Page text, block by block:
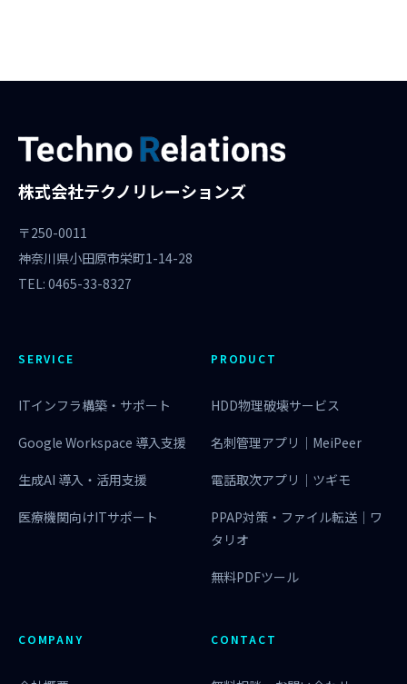
株式会社テクノリレーションズ
〒250-0011
神奈川県小田原市栄町1-14-28
TEL: 0465-33-8327
SERVICE
ITインフラ構築・サポート
Google Workspace 導入支援
生成AI 導入・活用支援
医療機関向けITサポート
PRODUCT
HDD物理破壊サービス
名刺管理アプリ｜MeiPeer
電話取次アプリ｜ツギモ
PPAP対策・ファイル転送｜ワ
タリオ
無料PDFツール
COMPANY CONTACT